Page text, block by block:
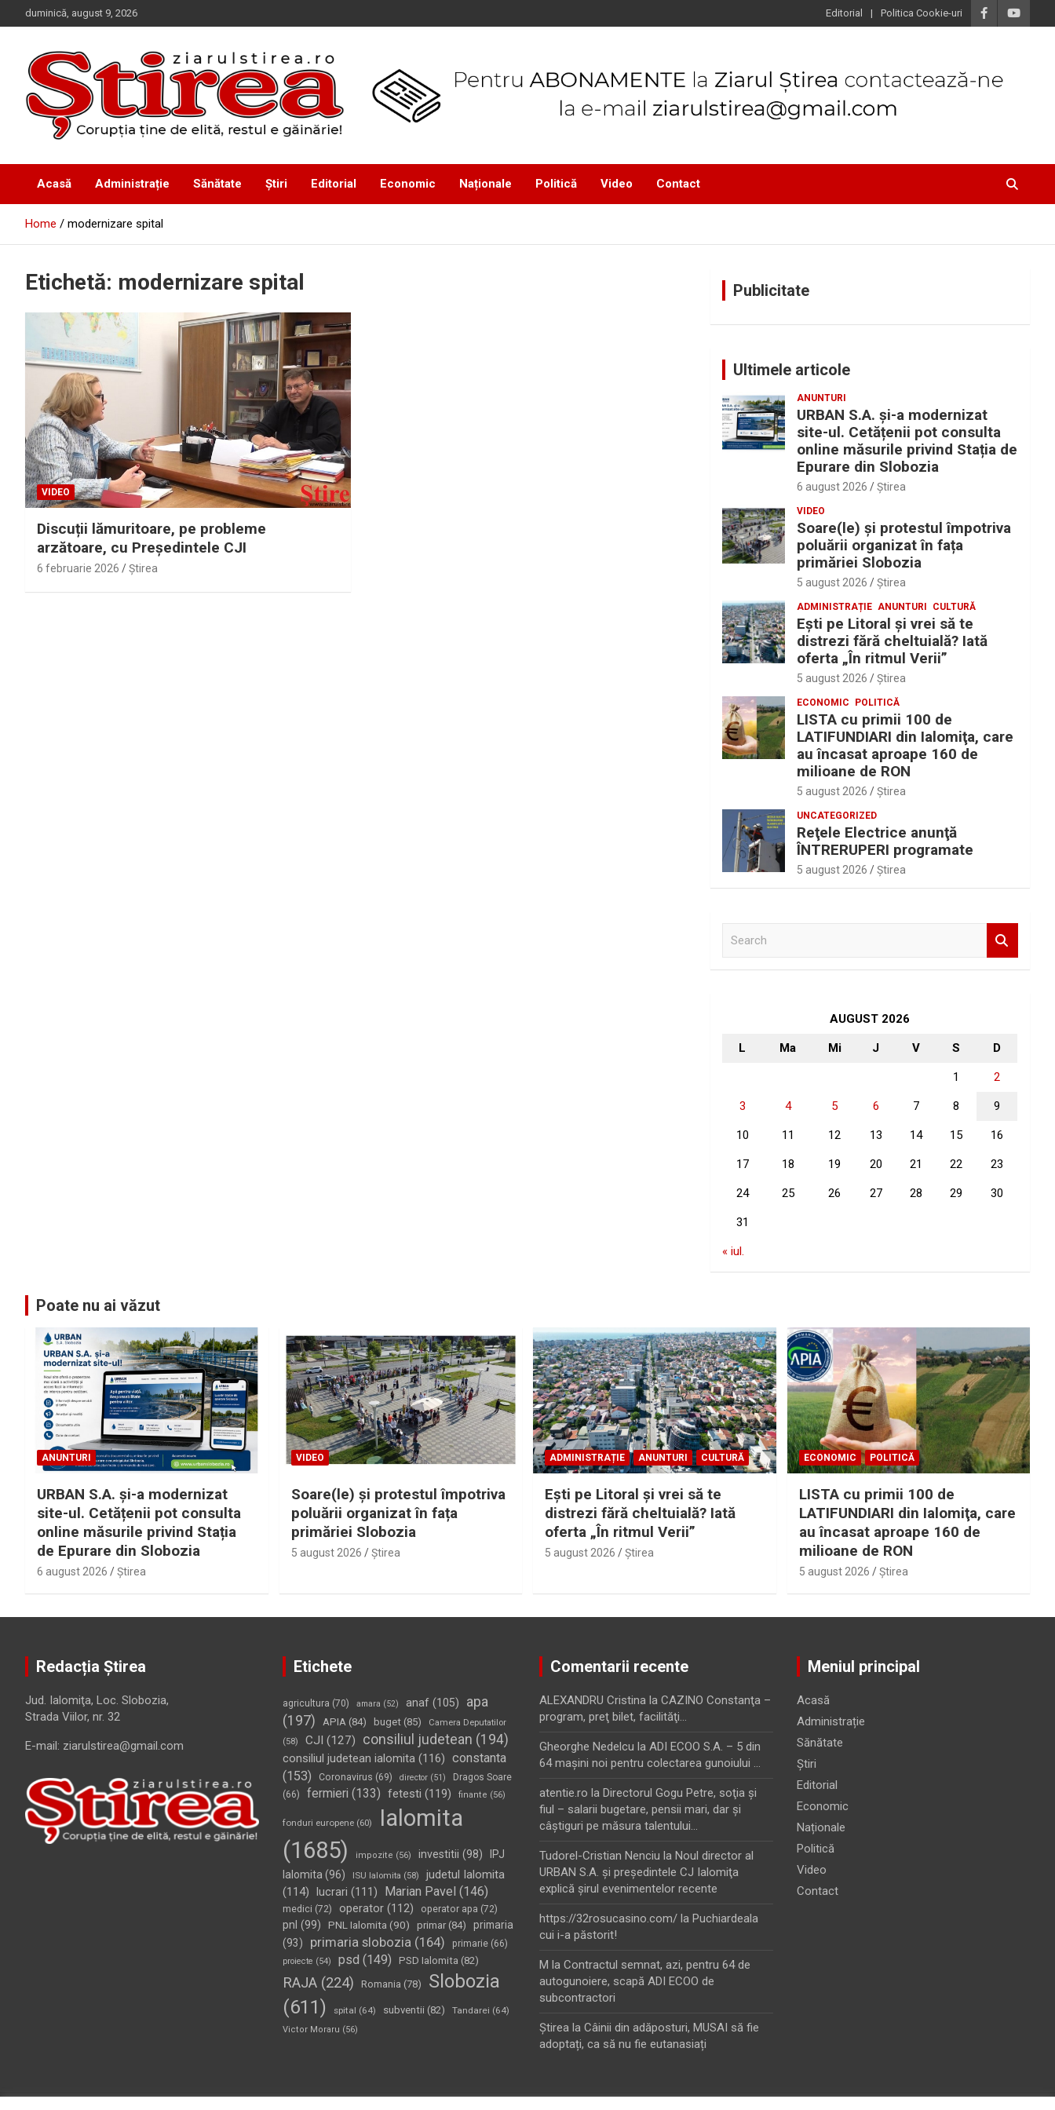
to
duminică, august 9, 2026 Editorial Politica Cookie-uri
Ziarul Știrea
Acasă Administrație Sănătate Știri Editorial Economic Naționale Politică Video Contact
Home modernizare spital
Etichetă: modernizare spital
VIDEO
Discuții lămuritoare, pe probleme
arzătoare, cu Președintele CJI
6 februarie 2026 Ştirea
Publicitate
Ultimele articole
ANUNTURI
URBAN S.A. și-a modernizat
site-ul. Cetățenii pot consulta
online măsurile privind Stația de
Epurare din Slobozia
6 august 2026 Ştirea
VIDEO
Soare(le) și protestul împotriva
poluării organizat în fața
primăriei Slobozia
5 august 2026 Ştirea
ADMINISTRAȚIE ANUNTURI CULTURĂ
Eşti pe Litoral şi vrei să te
distrezi fără cheltuială? Iată
oferta „În ritmul Verii”
5 august 2026 Ştirea
ECONOMIC POLITICĂ
LISTA cu primii 100 de
LATIFUNDIARI din Ialomiţa, care
au încasat aproape 160 de
milioane de RON
5 august 2026 Ştirea
UNCATEGORIZED
Reţele Electrice anunţă
ÎNTRERUPERI programate
5 august 2026 Ştirea
AUGUST 2026
L Ma Mi J V S D
1 2
3 4 5 6 7 8 9
10 11 12 13 14 15 16
17 18 19 20 21 22 23
24 25 26 27 28 29 30
31
« iul.
Poate nu ai văzut
ANUNTURI
URBAN S.A. și-a modernizat
site-ul. Cetățenii pot consulta
online măsurile privind Stația
de Epurare din Slobozia
6 august 2026 Ştirea
VIDEO
Soare(le) și protestul împotriva
poluării organizat în fața
primăriei Slobozia
5 august 2026 Ştirea
ADMINISTRAȚIE ANUNTURI CULTURĂ
Eşti pe Litoral şi vrei să te
distrezi fără cheltuială? Iată
oferta „În ritmul Verii”
5 august 2026 Ştirea
ECONOMIC POLITICĂ
LISTA cu primii 100 de
LATIFUNDIARI din Ialomiţa, care
au încasat aproape 160 de
milioane de RON
5 august 2026 Ştirea
Redacția Știrea
Jud. Ialomiţa, Loc. Slobozia,
Strada Viilor, nr. 32
E-mail: ziarulstirea@gmail.com
Etichete
agricultura (70) amara (52) anaf(105)
apa
(197)
APIA(84) buget(85)
Camera Deputatilor
(58)
CJI (127) consiliul judetean (194)
consiliul judetean ialomita(116) constanta
(153)
Coronavirus (69) director(51)
Dragos Soare
(66)
fermieri (133) fetesti (119) finante (56)
fonduri europene(60)
Ialomita
(1685)
impozite (56) investitii (98)
IPJ
Ialomita (96) ISU Ialomita (58)
judetul Ialomita
(114) lucrari (111) Marian Pavel (146)
medici (72) operator(112) operator apa (72)
pnl (99) PNL Ialomita (90) primar(84)
primaria
(93)
primaria slobozia(164) primarie(66)
proiecte (54) psd (149) PSD Ialomita (82)
RAJA(224) Romania (78)
Slobozia
(611)
spital (64) subventii (82) Tandarei (64)
Victor Moraru (56)
Comentarii recente
ALEXANDRU Cristina la CAZINO Constanţa –
program, preţ bilet, facilităţi…
Gheorghe Nedelcu la ADI ECOO S.A. – 5 din
64 maşini noi pentru colectarea gunoiului …
atentie.ro la Directorul Gogu Petre, soţia şi
fiul – salarii bugetare, pensii mari, dar şi
câştiguri pe măsura talentului…
Tudorel-Cristian Nenciu la Noul director al
URBAN S.A. şi preşedintele CJ Ialomiţa
explică şirul evenimentelor recente
https://32rosucasino.com/ la Puchiardeala
cui i-a păstorit!
M la Contractul semnat, azi, pentru 64 de
autogunoiere, scapă ADI ECOO de
subcontractori
Ştirea la Câinii din adăposturi, MUSAI să fie
adoptați, ca să nu fie eutanasiați
Meniul principal
Acasă
Administrație
Sănătate
Știri
Editorial
Economic
Naționale
Politică
Video
Contact